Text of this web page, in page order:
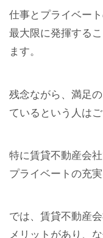
仕事とプライベー
最大限に発揮する
ます。
残念ながら、満足
ているという人はご
特に賃貸不動産会
プライベートの充
では、賃貸不動産
メリットがあり、